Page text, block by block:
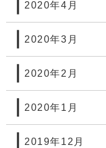
2020年4月
2020年3月
2020年2月
2020年1月
2019年12月